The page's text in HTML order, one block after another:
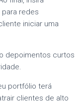
redes
iniciar uma
depoimentos curtos
portfólio terá
clientes de alto